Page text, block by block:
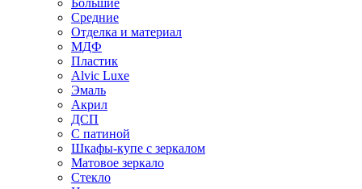
Большие
Средние
Отделка и материал
МДФ
Пластик
Alvic Luxe
Эмаль
Акрил
ДСП
С патиной
Шкафы-купе с зеркалом
Матовое зеркало
Стекло